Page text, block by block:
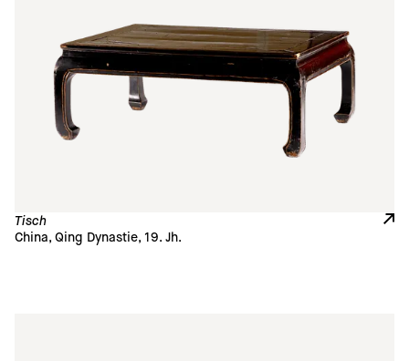
Tisch
China, Qing Dynastie, 19. Jh.